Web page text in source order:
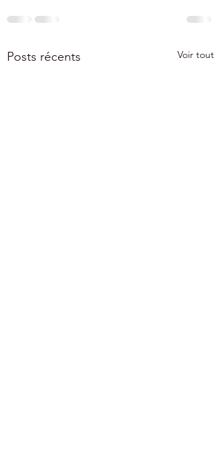
Posts récents Voir tout